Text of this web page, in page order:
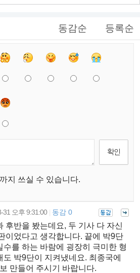
동감순 등록순
지 쓰실 수 있습니다.
31 오후 9:31:00 동감 0
후반을 봤는데요, 두 기사 다 자신
이었다고 생각합니다. 끝에 박9단
수를 하는 바람에 굉장히 극미한 형
박9단이 지켜냈네요. 최종국에
만들어 주시기 바랍니다.